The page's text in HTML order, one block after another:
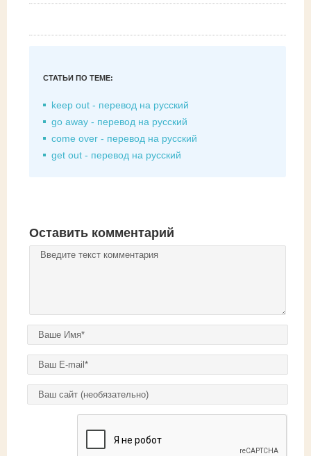
СТАТЬИ ПО ТЕМЕ:
keep out - перевод на русский
go away - перевод на русский
come over - перевод на русский
get out - перевод на русский
Оставить комментарий
Комментарий*
Ваше имя*
E-mail *
Домашняя страница